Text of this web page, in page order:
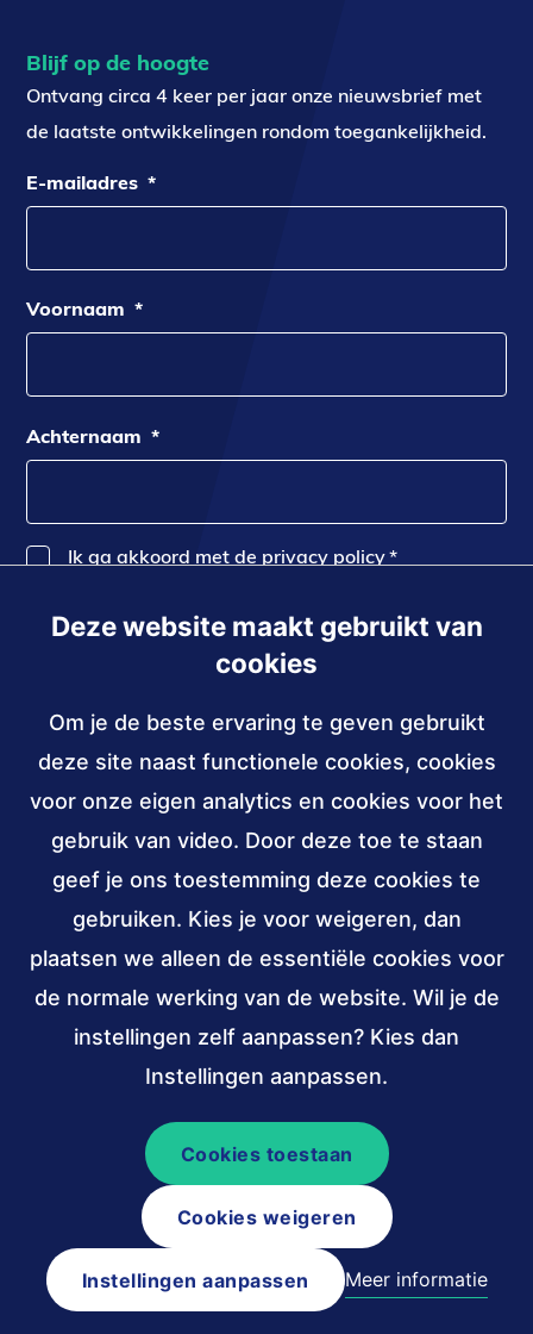
Deze website maakt gebruikt van
cookies
Om je de beste ervaring te geven gebruikt
deze site naast functionele cookies, cookies
voor onze eigen analytics en cookies voor het
gebruik van video. Door deze toe te staan
geef je ons toestemming deze cookies te
gebruiken. Kies je voor weigeren, dan
plaatsen we alleen de essentiële cookies voor
de normale werking van de website. Wil je de
instellingen zelf aanpassen? Kies dan
Instellingen aanpassen.
Cookies toestaan
Cookies weigeren
Instellingen aanpassen Meer informatie
Blijf op de hoogte
Ontvang circa 4 keer per jaar onze nieuwsbrief met
de laatste ontwikkelingen rondom toegankelijkheid.
E-mailadres *
Voornaam *
Achternaam *
Ik ga akkoord met de privacy policy*
Inschrijven
Contact
030 - 239 82 70
info@accessibility.nl (verzendt
email)
Sociale
media
LinkedIn
van
Stichting
Accessibility
van
Stichting
Accessibility
(externe
Verbonden
ANBI,
public
institutions
W3C
membership
© 2026 Stichting Accessibility
Algemene voorwaarden
Colofon
Privacy en cookieverklaring
Sitemap
Toegankelijkheidsverklaring